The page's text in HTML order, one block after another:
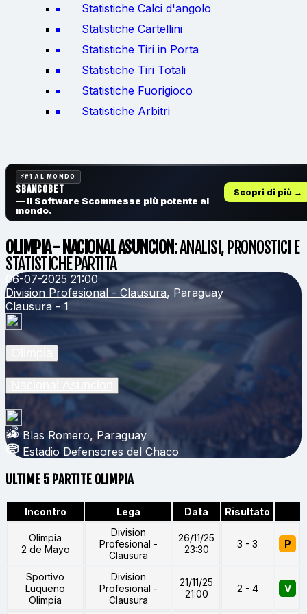
Statistiche Calci d'angolo
Statistiche Cartellini
Statistiche Tiri in Porta
Statistiche Tiri Totali
Statistiche Fuorigioco
Statistiche Arbitri
#1 AL MONDO
SbancoBet
— Il Software Scommesse più potente al
mondo.
Scopri di più →
OLIMPIA - NACIONAL ASUNCION: ANALISI, PRONOSTICI E
STATISTICHE PARTITA
06-07-2025 21:00
Division Profesional - Clausura, Paraguay
Clausura - 1
Blas Romero, Paraguay
Estadio Defensores del Chaco
ULTIME 5 PARTITE OLIMPIA
Incontro Lega Data Risultato
Olimpia
2 de Mayo
Division
Profesional -
Clausura
26/11/25
23:30
3 - 3 P
Sportivo
Luqueno
Olimpia
Division
Profesional -
Clausura
21/11/25
21:00
2 - 4 V